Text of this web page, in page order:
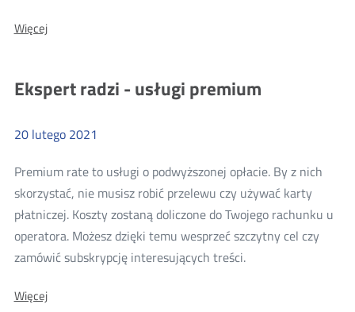
Więcej
Ekspert radzi - usługi premium
20 lutego 2021
Premium rate to usługi o podwyższonej opłacie. By z nich
skorzystać, nie musisz robić przelewu czy używać karty
płatniczej. Koszty zostaną doliczone do Twojego rachunku u
operatora. Możesz dzięki temu wesprzeć szczytny cel czy
zamówić subskrypcję interesujących treści.Więcej
Więcej